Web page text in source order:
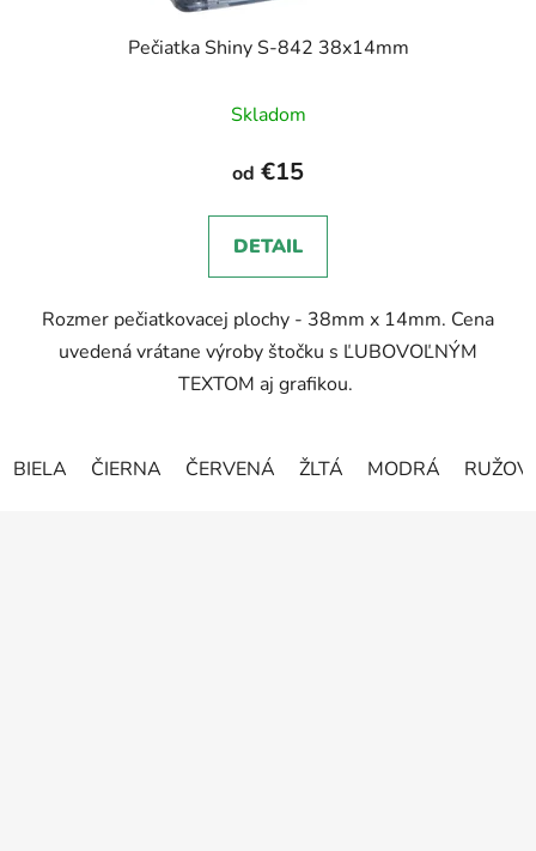
Pečiatka Shiny S-842 38x14mm
hodnotenie
produktu
5,0
z
hviezdičiek.
Skladom
od €15
DETAIL
Rozmer pečiatkovacej plochy - 38mm x 14mm. Cena
uvedená vrátane výroby štočku s ĽUBOVOĽNÝM
TEXTOM aj grafikou.
BIELA ČIERNA ČERVENÁ ŽLTÁ MODRÁ